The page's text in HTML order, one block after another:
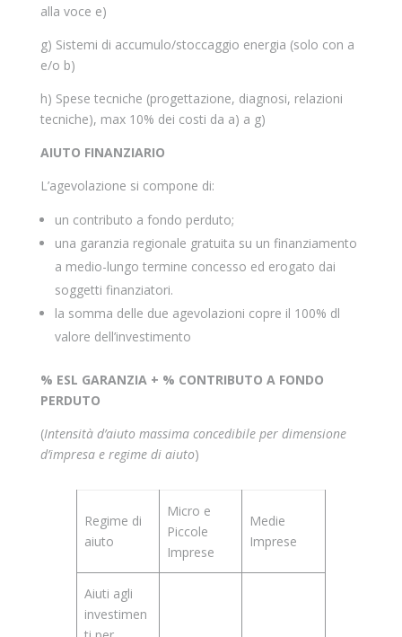
alla voce e)
g) Sistemi di accumulo/stoccaggio energia (solo con a
e/o b)
h) Spese tecniche (progettazione, diagnosi, relazioni
tecniche), max 10% dei costi da a) a g)
AIUTO FINANZIARIO
L’agevolazione si compone di:
un contributo a fondo perduto;
una garanzia regionale gratuita su un finanziamento
a medio-lungo termine concesso ed erogato dai
soggetti finanziatori.
la somma delle due agevolazioni copre il 100% dl
valore dell’investimento
% ESL GARANZIA + % CONTRIBUTO A FONDO
PERDUTO
(Intensità d’aiuto massima concedibile per dimensione
d’impresa e regime di aiuto)
Regime di
aiuto
Micro e
Piccole
Imprese
Medie
Imprese
Aiuti agli
investimen